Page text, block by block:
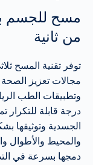
من ثانية
توفر تقنية المسح
مجالات تعزيز الصحة
درجة قابلة للتكرار
الجسدية وتوثيقها
والمحيط والأطوال
دمجها بسرعة في